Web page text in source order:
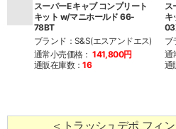
スーパーE キャブ コンプリート
キット w/マニホールド 66-
78BT
ブランド：S&S(エスアンドエス)
通常小売価格： 141,800円
通販在庫数：16
ス
キ
ブ
通
通
＜トラッシュデポ フィ